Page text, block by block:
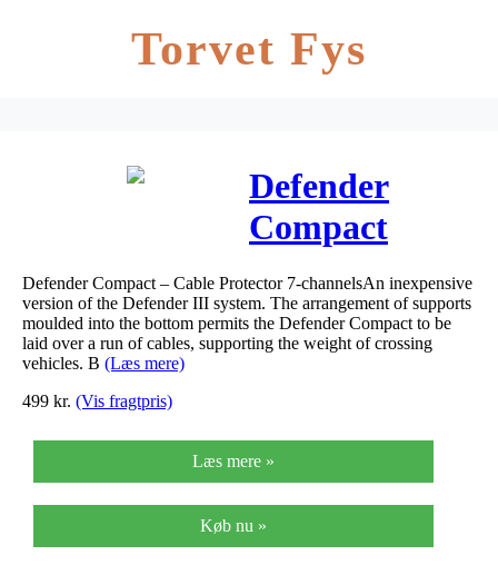
Torvet Fys
Defender
Compact
Kabel
beskytter 7
Kanaler
Defender Compact – Cable Protector 7-channelsAn inexpensive
version of the Defender III system. The arrangement of supports
moulded into the bottom permits the Defender Compact to be
laid over a run of cables, supporting the weight of crossing
vehicles. B (Læs mere)
499 kr. (Vis fragtpris)
Læs mere »
Køb nu »